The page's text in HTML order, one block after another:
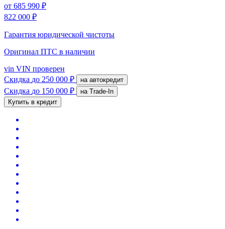
от 685 990 ₽
822 000 ₽
Гарантия юридической чистоты
Оригинал ПТС в наличии
vin VIN проверен
Скидка до 250 000 ₽ на автокредит
Скидка до 150 000 ₽
на Trade-In
Купить в кредит